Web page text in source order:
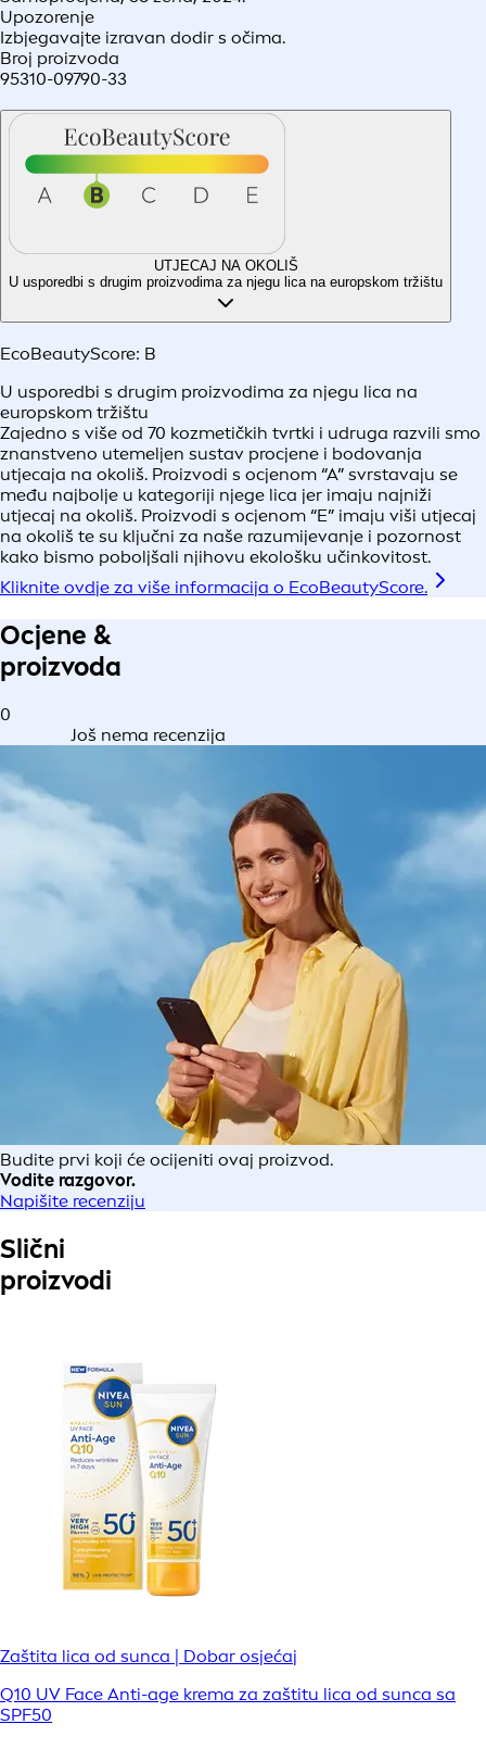
Upozorenje
Izbjegavajte izravan dodir s očima.
Broj proizvoda
95310-09790-33
UTJECAJ NA OKOLIŠ
U usporedbi s drugim proizvodima za njegu lica na europskom tržištu
EcoBeautyScore: B
U usporedbi s drugim proizvodima za njegu lica na
europskom tržištu
Zajedno s više od 70 kozmetičkih tvrtki i udruga razvili smo
znanstveno utemeljen sustav procjene i bodovanja
utjecaja na okoliš. Proizvodi s ocjenom “A” svrstavaju se
među najbolje u kategoriji njege lica jer imaju najniži
utjecaj na okoliš. Proizvodi s ocjenom “E” imaju viši utjecaj
na okoliš te su ključni za naše razumijevanje i pozornost
kako bismo poboljšali njihovu ekološku učinkovitost.
Kliknite ovdje za više informacija o EcoBeautyScore.
Ocjene &
proizvoda
0
Još nema recenzija
Budite prvi koji će ocijeniti ovaj proizvod.
Vodite razgovor.
Napišite recenziju
Slični
proizvodi
Zaštita lica od sunca | Dobar osjećaj
Q10 UV Face Anti-age krema za zaštitu lica od sunca sa
SPF50